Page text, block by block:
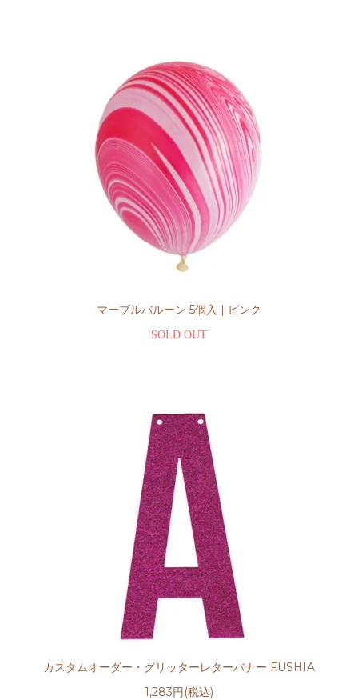
マーブルバルーン 5個入 | ピンク
SOLD OUT
カスタムオーダー・グリッターレターバナー FUSHIA
1,283円(税込)